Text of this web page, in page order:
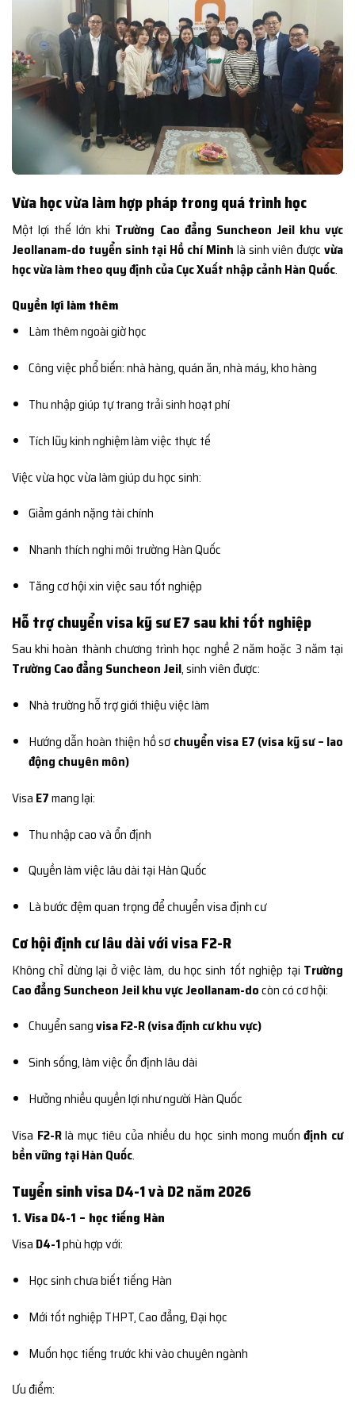
Vừa học vừa làm hợp pháp trong quá trình học
Một lợi thế lớn khi Trường Cao đẳng Suncheon Jeil khu vực
Jeollanam-do tuyển sinh tại Hồ chí Minh là sinh viên đượcvừa
học vừa làm theo quy định của Cục Xuất nhập cảnh Hàn Quốc.
Quyền lợi làm thêm
Làm thêm ngoài giờ học
Công việc phổ biến: nhà hàng, quán ăn, nhà máy, kho hàng
Thu nhập giúp tự trang trải sinh hoạt phí
Tích lũy kinh nghiệm làm việc thực tế
Việc vừa học vừa làm giúp du học sinh:
Giảm gánh nặng tài chính
Nhanh thích nghi môi trường Hàn Quốc
Tăng cơ hội xin việc sau tốt nghiệp
Hỗ trợ chuyển visa kỹ sư E7 sau khi tốt nghiệp
Sau khi hoàn thành chương trình học nghề 2 năm hoặc 3 năm tại
Trường Cao đẳng Suncheon Jeil, sinh viên được:
Nhà trường hỗ trợ giới thiệu việc làm
Hướng dẫn hoàn thiện hồ sơchuyển visa E7 (visa kỹ sư – lao
động chuyên môn)
Visa E7mang lại:
Thu nhập cao và ổn định
Quyền làm việc lâu dài tại Hàn Quốc
Là bước đệm quan trọng để chuyển visa định cư
Cơ hội định cư lâu dài với visa F2-R
Không chỉ dừng lại ở việc làm, du học sinh tốt nghiệp tại Trường
Cao đẳng Suncheon Jeil khu vực Jeollanam-docòn có cơ hội:
Chuyển sangvisa F2-R (visa định cư khu vực)
Sinh sống, làm việc ổn định lâu dài
Hưởng nhiều quyền lợi như người Hàn Quốc
Visa F2-Rlà mục tiêu của nhiều du học sinh mong muốnđịnh cư
bền vững tại Hàn Quốc.
Tuyển sinh visa D4-1 và D2 năm 2026
1. Visa D4-1 – học tiếng Hàn
Visa D4-1phù hợp với:
Học sinh chưa biết tiếng Hàn
Mới tốt nghiệp THPT, Cao đẳng, Đại học
Muốn học tiếng trước khi vào chuyên ngành
Ưu điểm: